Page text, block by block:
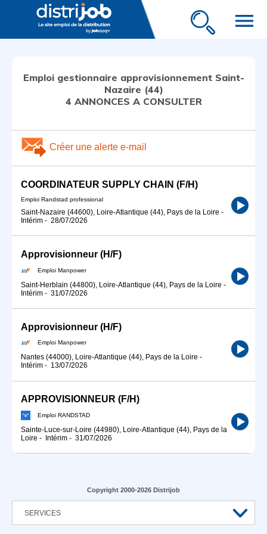
menu
Emploi gestionnaire approvisionnement Saint-
Nazaire (44)
4 ANNONCES A CONSULTER
Créer une alerte e-mail
COORDINATEUR SUPPLY CHAIN (F/H)
Emploi Randstad professional
Saint-Nazaire (44600), Loire-Atlantique (44), Pays de la Loire -
Intérim - 28/07/2026
Approvisionneur (H/F)
Emploi Manpower
Saint-Herblain (44800), Loire-Atlantique (44), Pays de la Loire -
Intérim - 31/07/2026
Approvisionneur (H/F)
Emploi Manpower
Nantes (44000), Loire-Atlantique (44), Pays de la Loire -
Intérim - 13/07/2026
APPROVISIONNEUR (F/H)
Emploi RANDSTAD
Sainte-Luce-sur-Loire (44980), Loire-Atlantique (44), Pays de la
Loire - Intérim - 31/07/2026
Copyright 2000-2026 Distrijob
SERVICES